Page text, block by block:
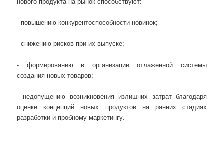
- повышению конкурентоспособности новинок;
- снижению рисков при их выпуске;
- формированию в организации отлаженной системы
создания новых товаров;
- недопущению возникновения излишних затрат благодаря
оценке концепций новых продуктов на ранних стадиях
разработки и пробному маркетингу.